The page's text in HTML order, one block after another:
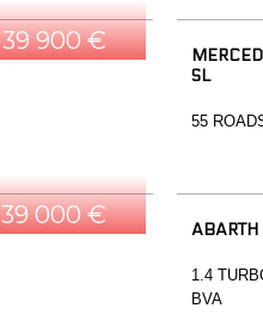
39 900 €
SL
55
39 000 €
1.4
BVA